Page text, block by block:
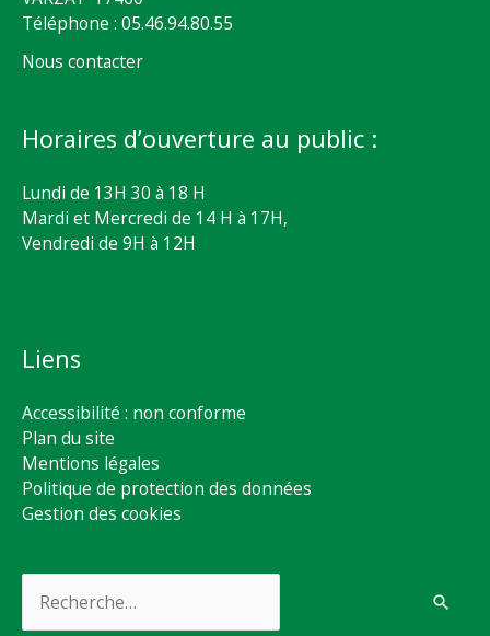
Téléphone : 05.46.94.80.55
Nous contacter
Horaires d’ouverture au public :
Lundi de 13H 30 à 18 H
Mardi et Mercredi de 14 H à 17H,
Vendredi de 9H à 12H
Liens
Accessibilité : non conforme
Plan du site
Mentions légales
Politique de protection des données
Gestion des cookies